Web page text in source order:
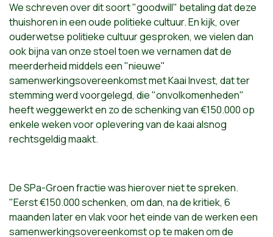
We schreven over dit soort "goodwill" betaling dat deze
thuishoren in een oude politieke cultuur. En kijk, over
ouderwetse politieke cultuur gesproken, we vielen dan
ook bijna van onze stoel toen we vernamen dat de
meerderheid middels een "nieuwe"
samenwerkingsovereenkomst met Kaai Invest, dat ter
stemming werd voorgelegd, die "onvolkomenheden"
heeft weggewerkt en zo de schenking van €150.000 op
enkele weken voor oplevering van de kaai alsnog
rechtsgeldig maakt.
De SPa-Groen fractie was hierover niet te spreken.
"Eerst €150.000 schenken, om dan, na de kritiek, 6
maanden later en vlak voor het einde van de werken een
samenwerkingsovereenkomst op te maken om de